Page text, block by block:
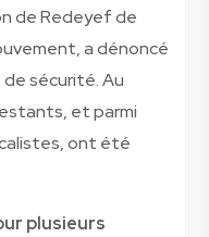
de Redeyef de
a dénoncé
sécurité. Au
et parmi
ont été
plusieurs